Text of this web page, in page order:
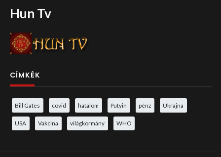
Hun Tv
CÍMKÉK
Bill Gates covid hatalom Putyin pénz Ukrajna
USA Vakcina világkormány WHO